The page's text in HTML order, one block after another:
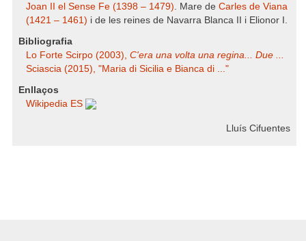
Joan II el Sense Fe (1398 – 1479). Mare de Carles de Viana
(1421 – 1461) i de les reines de Navarra Blanca II i Elionor I.
Bibliografia
Lo Forte Scirpo (2003), C'era una volta una regina... Due ...
Sciascia (2015), "Maria di Sicilia e Bianca di ..."
Enllaços
Wikipedia ES
Lluís Cifuentes